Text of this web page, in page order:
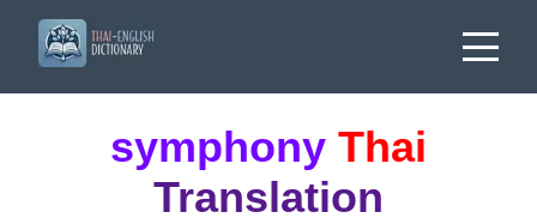
symphony Thai
Translation